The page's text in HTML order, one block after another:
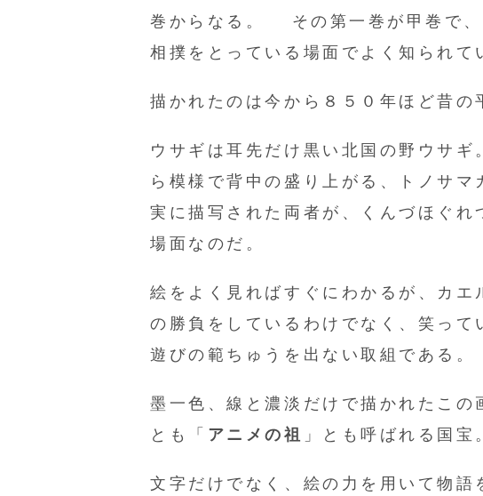
巻からなる。 その第一巻が甲巻で、
相撲をとっている場面でよく知られて
描かれたのは今から８５０年ほど昔の
ウサギは耳先だけ黒い北国の野ウサ
ら模様で背中の盛り上がる、トノサ
実に描写された両者が、くんづほぐれ
場面なのだ。
絵をよく見ればすぐにわかるが、カエ
の勝負をしているわけでなく、笑っ
遊びの範ちゅうを出ない取組である。
墨一色、線と濃淡だけで描かれたこの
とも「 アニメの祖 」とも呼ばれる国宝
文字だけでなく、絵の力を用いて物語